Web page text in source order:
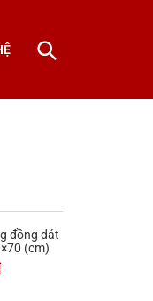
đồng dát
(cm)